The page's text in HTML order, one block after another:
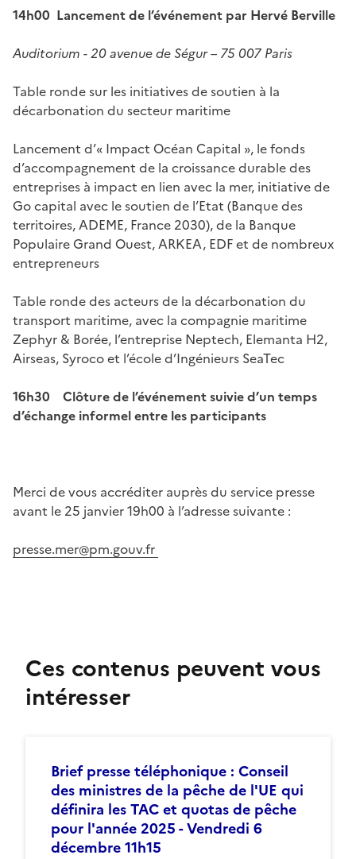
14h00 Lancement de l’événement par Hervé Berville
Auditorium - 20 avenue de Ségur – 75 007 Paris
Table ronde sur les initiatives de soutien à la
décarbonation du secteur maritime
Lancement d’« Impact Océan Capital », le fonds
d’accompagnement de la croissance durable des
entreprises à impact en lien avec la mer, initiative de
Go capital avec le soutien de l’Etat (Banque des
territoires, ADEME, France 2030), de la Banque
Populaire Grand Ouest, ARKEA, EDF et de nombreux
entrepreneurs
Table ronde des acteurs de la décarbonation du
transport maritime, avec la compagnie maritime
Zephyr & Borée, l’entreprise Neptech, Elemanta H2,
Airseas, Syroco et l’école d’Ingénieurs SeaTec
16h30 Clôture de l’événement suivie d’un temps
d’échange informel entre les participants
Merci de vous accréditer auprès du service presse
avant le 25 janvier 19h00 à l’adresse suivante :
presse.mer@pm.gouv.fr
Ces contenus peuvent vous
intéresser
Brief presse téléphonique : Conseil
des ministres de la pêche de l'UE qui
définira les TAC et quotas de pêche
pour l'année 2025 - Vendredi 6
décembre 11h15